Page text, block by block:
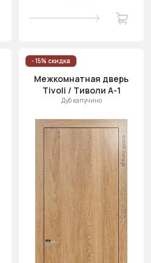
- 15% скидка
Межкомнатная дверь
Tivoli / Тиволи А-1
Дуб капучино